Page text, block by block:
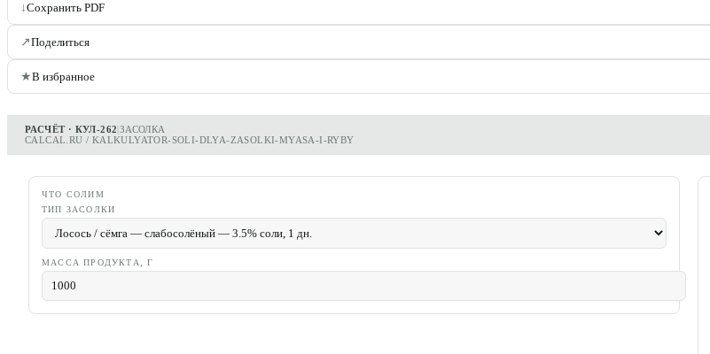
↓Сохранить PDF
↗Поделиться
★В избранное
РАСЧЁТ · КУЛ-262|ЗАСОЛКА
CALCAL.RU / KALKULYATOR-SOLI-DLYA-ZASOLKI-MYASA-I-RYBY
ЧТО СОЛИМ
ТИП ЗАСОЛКИ
МАССА ПРОДУКТА, Г